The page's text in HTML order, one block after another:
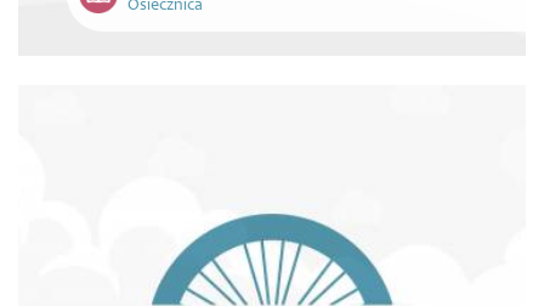
Osiecznica